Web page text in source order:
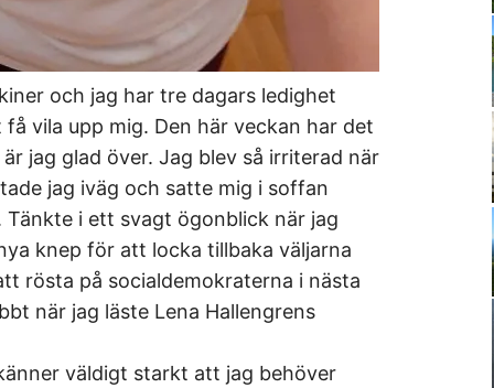
och jag har tre dagars ledighet
vila upp mig. Den här veckan har det
jag glad över. Jag blev så irriterad när
jag iväg och satte mig i soffan
i ett svagt ögonblick när jag
knep för att locka tillbaka väljarna
rösta på socialdemokraterna i nästa
när jag läste Lena Hallengrens
väldigt starkt att jag behöver